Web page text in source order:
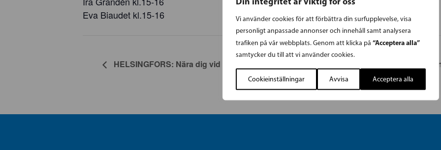
Vi använder cookies för att förbättra din surfupplevelse, visa
personligt anpassade annonser och innehåll samt analysera
trafiken på vår webbplats. Genom att klicka på “Acceptera alla”
samtycker du till att vi använder cookies.
Cookieinställningar Avvisa Acceptera alla
Eva Biaudet kl.15-16
HELSINGFORS: Nära dig vid Fölisöns bro ÖSTERBOTTEN: SFP är med på